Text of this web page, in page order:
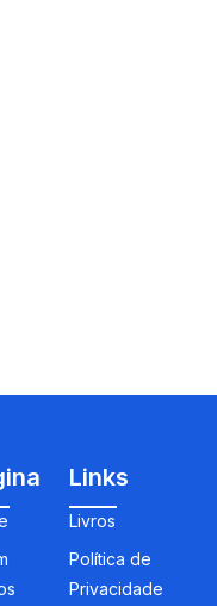
Links
Livros
Política de
Privacidade